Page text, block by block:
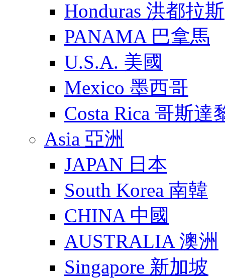
Honduras 洪都拉斯
PANAMA 巴拿馬
U.S.A. 美國
Mexico 墨西哥
Costa Rica 哥斯達
Asia 亞洲
JAPAN 日本
South Korea 南韓
CHINA 中國
AUSTRALIA 澳洲
Singapore 新加坡